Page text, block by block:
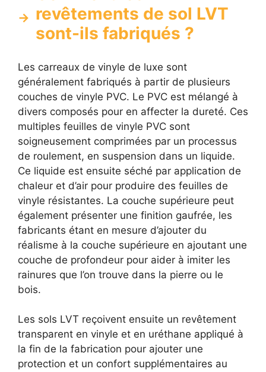
revêtements de sol LVT
sont-ils fabriqués ?
Les carreaux de vinyle de luxe sont
généralement fabriqués à partir de plusieurs
couches de vinyle PVC. Le PVC est mélangé à
divers composés pour en affecter la dureté. Ces
multiples feuilles de vinyle PVC sont
soigneusement comprimées par un processus
de roulement, en suspension dans un liquide.
Ce liquide est ensuite séché par application de
chaleur et d’air pour produire des feuilles de
vinyle résistantes. La couche supérieure peut
également présenter une finition gaufrée, les
fabricants étant en mesure d’ajouter du
réalisme à la couche supérieure en ajoutant une
couche de profondeur pour aider à imiter les
rainures que l’on trouve dans la pierre ou le
bois.
Les sols LVT reçoivent ensuite un revêtement
transparent en vinyle et en uréthane appliqué à
la fin de la fabrication pour ajouter une
protection et un confort supplémentaires au